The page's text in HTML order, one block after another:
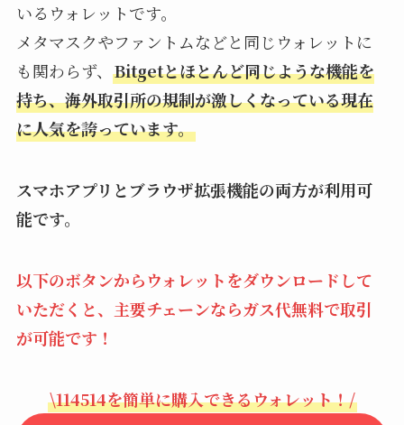
いるウォレットです。
メタマスクやファントムなどと同じウォレットに
も関わらず、 Bitgetとほとんど同じような機能を
持ち、海外取引所の規制が激しくなっている現在
に人気を誇っています。
スマホアプリとブラウザ拡張機能の両方が利用可
能です。
以下のボタンからウォレットをダウンロードして
いただくと、主要チェーンならガス代無料で取引
が可能です！
\114514を簡単に購入できるウォレット！/